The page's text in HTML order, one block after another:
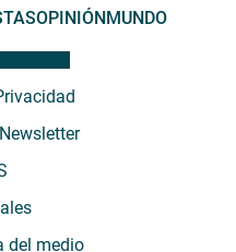
OPINIÓN MUNDO
del medio